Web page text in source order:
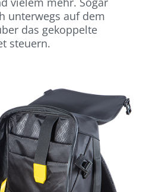
unterwegs auf dem
das gekoppelte
steuern.